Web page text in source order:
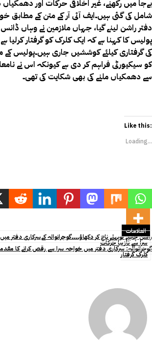
بےجا میں رکھنے، غیر اخلاقی حرکات اور
شامل کی گئی ہیں۔ایف آئی آر کے متن کے مطابق
دفتر راشن لینے گیا، جہاں ملازمین نے وہاں ڈانس
پولیس کا کہنا ہے کہ ایک کلرک کو گرفتار کرلیا
کی گرفتاری کیلئے کوششیں جاری ہیں۔پولیس
کو سیکیورٹی فراہم کر دی ہے کیونکہ اس نے
سے دھمکیاں ملنے کی بھی شکایت کی تھی۔
Like this:
Loading...
العلامات
راشن چاہیے توپہلے ناچ کر دکھاؤ۔۔۔۔گوجرانوالہ کےسرکاری دفتر
سرا سے نازیبا حرکات
گوجرانوالہ: سرکاری دفتر میں خواجہ سرا سے رقص کرانے کا
کلرک گرفتار